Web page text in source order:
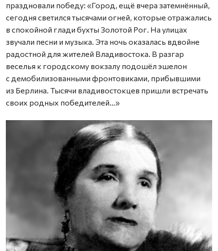
праздновали победу: «Город, ещё вчера затемнённый,
сегодня светился тысячами огней, которые отражались
в спокойной глади бухты Золотой Рог. На улицах
звучали песни и музыка. Эта ночь оказалась вдвойне
радостной для жителей Владивостока. В разгар
веселья к городскому вокзалу подошёл эшелон
с демобилизованными фронтовиками, прибывшими
из Берлина. Тысячи владивостокцев пришли встречать
своих родных победителей…»